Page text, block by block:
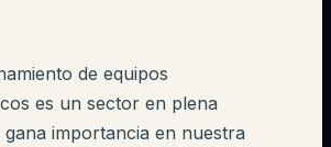
de equipos
es un sector en plena
importancia en nuestra